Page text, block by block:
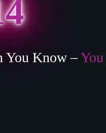
You Know–You